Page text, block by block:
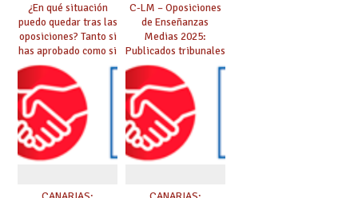
¿En qué situación
puedo quedar tras las
oposiciones? Tanto si
has aprobado como si
te quedas en bolsa,
te lo explicamos todo
aquí
C-LM – Oposiciones
de Enseñanzas
Medias 2025:
Publicados tribunales
y sedes. CONSULTA
AQUÍ TU TRIBUNAL.
Las pruebas se
iniciarán el 21 de
junio.